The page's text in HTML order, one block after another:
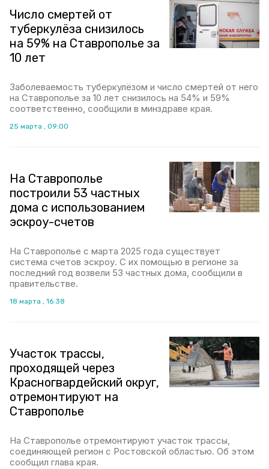
Число смертей от
туберкулёза снизилось
на 59% на Ставрополье за
10 лет
Заболеваемость туберкулёзом и число смертей от него
на Ставрополье за 10 лет снизилось на 54% и 59%
соответственно, сообщили в минздраве края.
25 марта , 09:00
На Ставрополье
построили 53 частных
дома с использованием
эскроу-счетов
На Ставрополье с марта 2025 года существует
система счетов эскроу. С их помощью в регионе за
последний год возвели 53 частных дома, сообщили в
правительстве.
18 марта , 16:38
Участок трассы,
проходящей через
Красногвардейский округ,
отремонтируют на
Ставрополье
На Ставрополье отремонтируют участок трассы,
соединяющей регион с Ростовской областью. Об этом
сообщил глава края.